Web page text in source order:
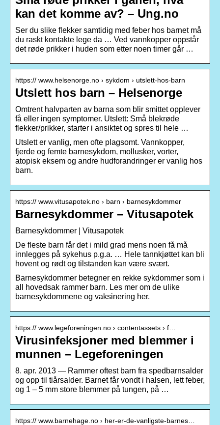
kan det komme av? – Ung.no
Ser du slike flekker samtidig med feber hos barnet må
du raskt kontakte lege da … Ved vannkopper oppstår
det røde prikker i huden som etter noen timer går …
https:// www.helsenorge.no › sykdom › utslett-hos-barn
Utslett hos barn – Helsenorge
Omtrent halvparten av barna som blir smittet opplever
få eller ingen symptomer. Utslett: Små blekrøde
flekker/prikker, starter i ansiktet og spres til hele …
Utslett er vanlig, men ofte plagsomt. Vannkopper,
fjerde og femte barnesykdom, mollusker, vorter,
atopisk eksem og andre hudforandringer er vanlig hos
barn.
https:// www.vitusapotek.no › barn › barnesykdommer
Barnesykdommer – Vitusapotek
Barnesykdommer | Vitusapotek
De fleste barn får det i mild grad mens noen få må
innlegges på sykehus p.g.a. … Hele tannkjøttet kan bli
hovent og rødt og tilstanden kan være svært.
Barnesykdommer betegner en rekke sykdommer som i
all hovedsak rammer barn. Les mer om de ulike
barnesykdommene og vaksinering her.
https:// www.legeforeningen.no › contentassets › f…
Virusinfeksjoner med blemmer i
munnen – Legeforeningen
8. apr. 2013 — Rammer oftest barn fra spedbarnsalder
og opp til tiårsalder. Barnet får vondt i halsen, lett feber,
og 1 – 5 mm store blemmer på tungen, på …
https:// www.barnehage.no › her-er-de-vanligste-barnes…